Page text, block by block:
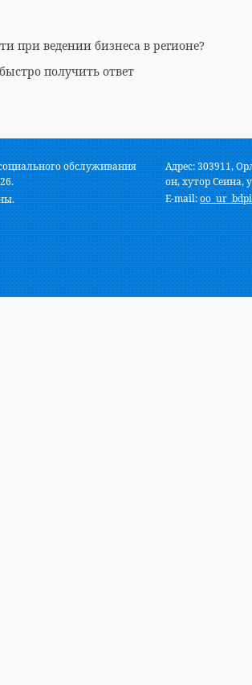
при ведении бизнеса в регионе?
получить ответ
обслуживания
Адрес: 303911,
он, хутор Сеина,
E-mail: